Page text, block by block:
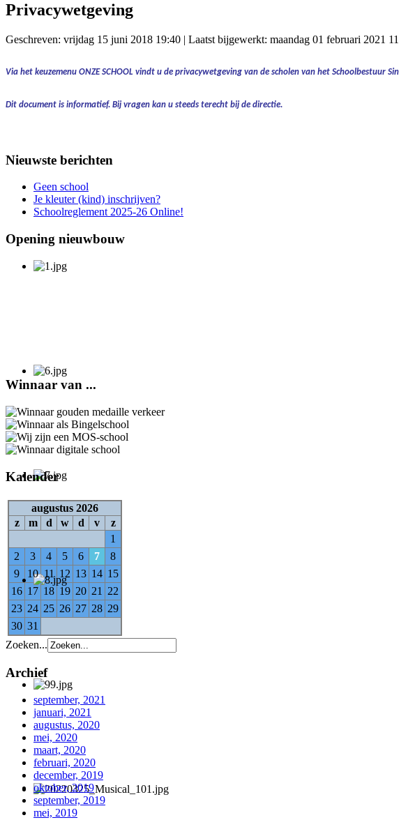
Privacywetgeving
Geschreven: vrijdag 15 juni 2018 19:40 | Laatst bijgewerkt: maandag 01 februari 2021
Via het keuzemenu ONZE SCHOOL vindt u de privacywetgeving van de scholen van het Schoolbestuur
Dit document is informatief. Bij vragen kan u steeds terecht bij de directie.
Nieuwste berichten
Geen school
Je kleuter (kind) inschrijven?
Schoolreglement 2025-26 Online!
Opening nieuwbouw
Winnaar van ...
Kalender
augustus 2026
z
m d w d v
z
1
2
3 4 5 6 7
8
9
10 11 12 13 14 15
16 17 18 19 20 21
22
23 24 25 26 27 28 29
30 31
Zoeken...
Archief
september, 2021
januari, 2021
augustus, 2020
mei, 2020
maart, 2020
februari, 2020
december, 2019
oktober, 2019
september, 2019
mei, 2019